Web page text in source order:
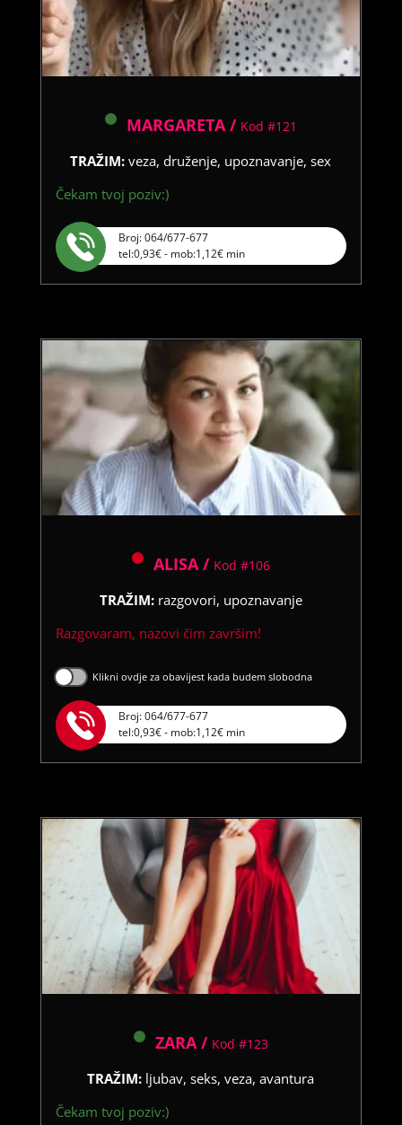
MARGARETA / Kod #121
TRAŽIM:veza, druženje, upoznavanje, sex
Čekam tvoj poziv:)
Broj: 064/677-677
tel:0,93€ - mob:1,12€ min
ALISA / Kod #106
TRAŽIM: razgovori, upoznavanje
Razgovaram, nazovi čim završim!
Klikni ovdje za obavijest kada budem slobodna
Broj: 064/677-677
tel:0,93€ - mob:1,12€ min
ZARA / Kod #123
TRAŽIM: ljubav, seks, veza, avantura
Čekam tvoj poziv:)